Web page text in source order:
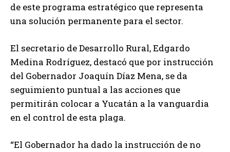
de este programa estratégico que representa
una solución permanente para el sector.
El secretario de Desarrollo Rural, Edgardo
Medina Rodríguez, destacó que por instrucción
del Gobernador Joaquín Díaz Mena, se da
seguimiento puntual a las acciones que
permitirán colocar a Yucatán a la vanguardia
en el control de esta plaga.
“El Gobernador ha dado la instrucción de no